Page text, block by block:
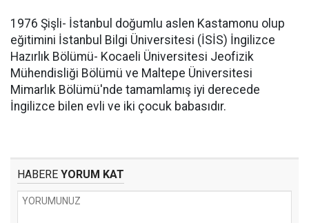
1976 Şişli- İstanbul doğumlu aslen Kastamonu olup
eğitimini İstanbul Bilgi Üniversitesi (İSİS) İngilizce
Hazırlık Bölümü- Kocaeli Üniversitesi Jeofizik
Mühendisliği Bölümü ve Maltepe Üniversitesi
Mimarlık Bölümü'nde tamamlamış iyi derecede
İngilizce bilen evli ve iki çocuk babasıdır.
HABERE YORUM KAT